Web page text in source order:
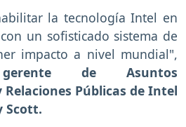
la tecnología Intel en
un sofisticado sistema de
impacto a nivel mundial",
de
Asuntos
Públicas de Intel
Scott.